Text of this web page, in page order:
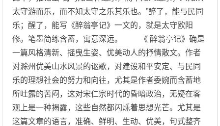
太守游而乐，而不知太守之乐其乐也。”醉了，能与民同
乐；醒了，能写《醉翁亭记》一文的，就是太守欧阳
修。笔墨简练含蓄，寓意深远。 《 醉翁亭记》确是
一篇风格清新、摇曳生姿、优美动人的抒情散文。作者
对滁州优美山水风景的讴歌，对建设和平安定、与民同
乐的理想社会的努力和向往，尤其是作者委婉而含蓄地
所吐露的苦闷，这对宋仁宗时代的昏暗政治，无疑在客
观上是一种揭露，这些自然都闪烁着思想光芒。尤其是
这篇文章的语言，准确、鲜明、生动、优美，句式整齐